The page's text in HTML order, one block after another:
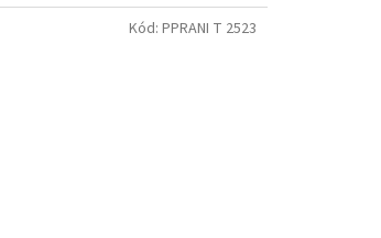
Kód: PPRANI T 2523